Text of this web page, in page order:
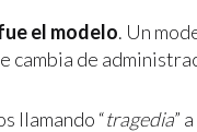
el modelo. Un
cambia de
llamando “tragedia”